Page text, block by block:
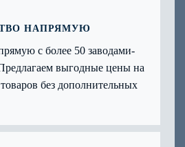
НАПРЯМУЮ
с более 50 заводами-
выгодные цены на
без дополнительных